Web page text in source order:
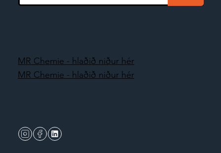
MR Chemie - hlaðið niður hér
MR Chemie - hlaðið niður hér